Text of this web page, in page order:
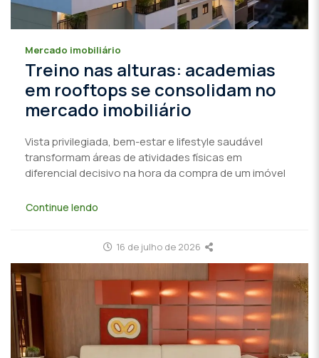
Mercado imobiliário
Treino nas alturas: academias
em rooftops se consolidam no
mercado imobiliário
Vista privilegiada, bem-estar e lifestyle saudável
transformam áreas de atividades físicas em
diferencial decisivo na hora da compra de um imóvel
Continue lendo
16 de julho de 2026